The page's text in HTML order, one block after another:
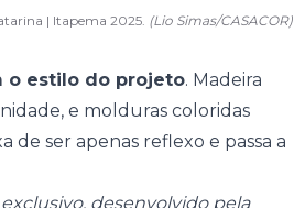
| Itapema 2025. (Lio Simas/CASACOR)
o estilo do projeto. Madeira
e molduras coloridas
de ser apenas reflexo e passa a
desenvolvido pela